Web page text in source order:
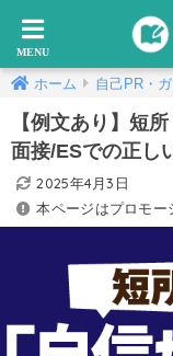
ホーム 自己PR・
【例文あり】短
面接/ESでの正し
2025年4月3日
本ページはプロモー